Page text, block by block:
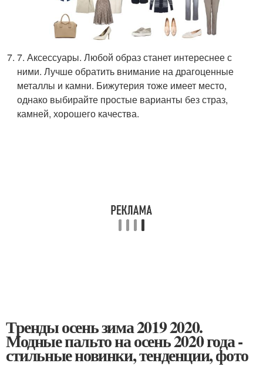
7. Аксессуары. Любой образ станет интереснее с
ними. Лучше обратить внимание на драгоценные
металлы и камни. Бижутерия тоже имеет место,
однако выбирайте простые варианты без страз,
камней, хорошего качества.
Тренды осень зима 2019 2020.
Модные пальто на осень 2020 года -
стильные новинки, тенденции, фото